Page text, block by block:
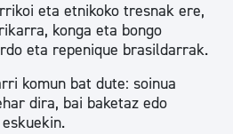
eta etnikoko tresnak ere,
konga eta bongo
eta repenique brasildarrak.
komun bat dute: soinua
dira, bai baketaz edo